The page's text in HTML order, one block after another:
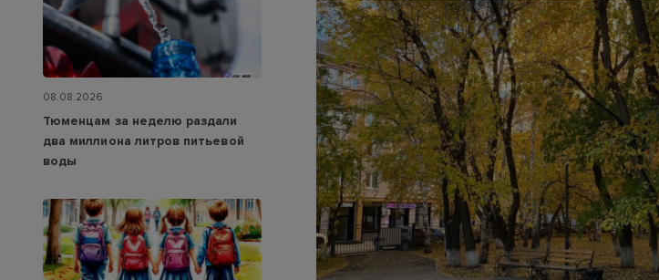
08.08.2026
Тюменцам за неделю раздали
два миллиона литров питьевой
воды